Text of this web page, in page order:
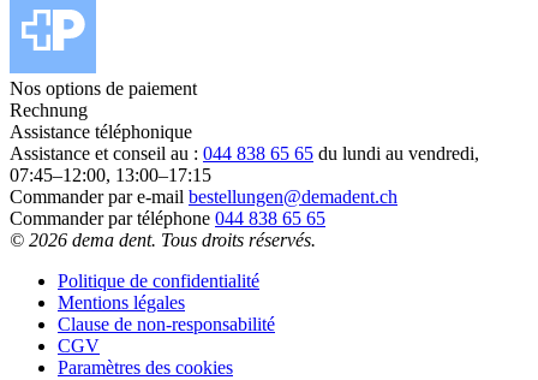
Nos options de paiement
Rechnung
Assistance téléphonique
Assistance et conseil au : 044 838 65 65 du lundi au vendredi,
07:45–12:00, 13:00–17:15
Commander par e-mail bestellungen@demadent.ch
Commander par téléphone 044 838 65 65
© 2026 dema dent. Tous droits réservés.
Politique de confidentialité
Mentions légales
Clause de non-responsabilité
CGV
Paramètres des cookies